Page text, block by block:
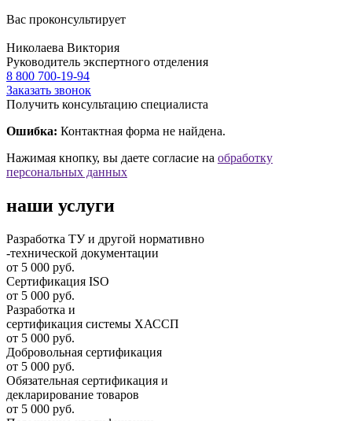
Вас проконсультирует
Николаева Виктория
Руководитель экспертного отделения
8 800 700-19-94
Заказать звонок
Получить консультацию специалиста
Ошибка: Контактная форма не найдена.
Нажимая кнопку, вы даете согласие на обработку
персональных данных
наши услуги
Разработка ТУ и другой нормативно
-технической документации
от 5 000 руб.
Сертификация ISO
от 5 000 руб.
Разработка и
cертификация системы ХАССП
от 5 000 руб.
Добровольная сертификация
от 5 000 руб.
Обязательная сертификация и
декларирование товаров
от 5 000 руб.